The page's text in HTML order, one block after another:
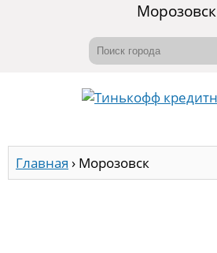
Морозовск
Главная › Морозовск